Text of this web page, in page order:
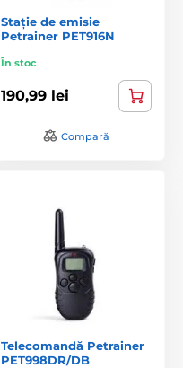
Stație de emisie
Petrainer PET916N
În stoc
190,99 lei
Compară
Telecomandă Petrainer
PET998DR/DB